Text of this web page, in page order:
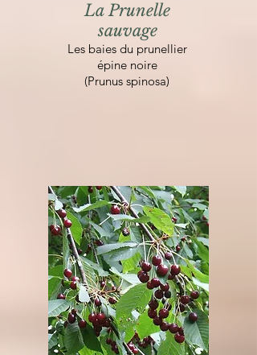
La Prunelle
sauvage
Les baies du prunellier
épine noire
(Prunus spinosa)